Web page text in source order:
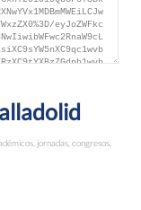
jornadas, congresos,